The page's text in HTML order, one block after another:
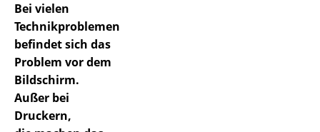
Bei vielen
Technikproblemen
befindet sich das
Problem vor dem
Bildschirm.
Außer bei
Druckern,